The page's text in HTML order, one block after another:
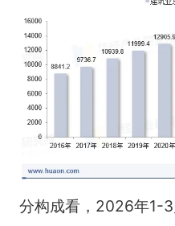
分构成看，2026年1-